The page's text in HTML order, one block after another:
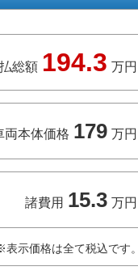
総額 194.3 万円
両本体価格 179 万円
諸費用 15.3 万円
示価格は全て税込です。